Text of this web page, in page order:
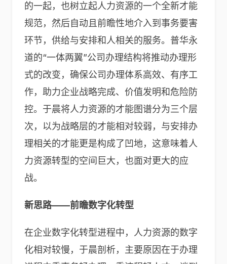
的一起，也树立起人力资源的一个全新才能
规范，然后自动且前瞻性地介入到事务要害
环节，供给与安排和人相关的服务。普华永
道的“一体两翼”公司办理结构将推动办理形
式的改变，确保公司办理体系高效、有序工
作，助力企业战略完成、价值发明和危险防
控。于晨将人力资源的才能图谱分为三个层
次，以为战略层的才能相对较弱，与安排办
理相关的才能更是构成了凹地，这意味着人
力资源转型的空间巨大，也面对更大的应
战。
新思路——前瞻数字化转型
在企业数字化转型进程中，人力资源的数字
化相对较慢，于晨剖析，主要原因在于办理